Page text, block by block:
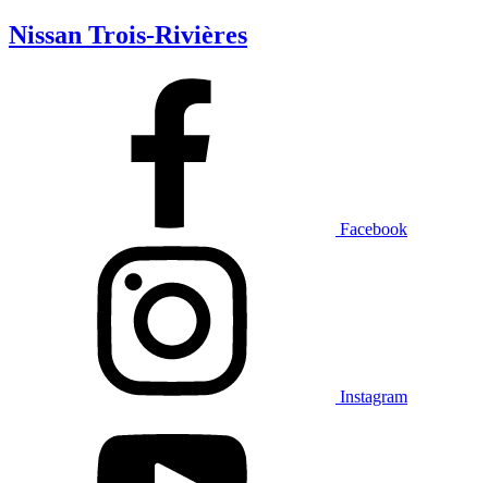
Nissan Trois-Rivières
Facebook
Instagram